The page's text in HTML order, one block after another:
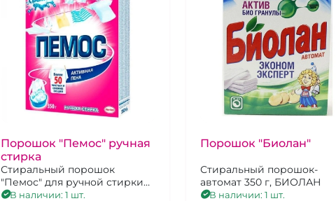
Порошок "Пемос" ручная
стирка
Стиральный порошок
"Пемос" для ручной стирки
отлично
В наличии: 1 шт.
Порошок "Биолан"
Стиральный порошок-
автомат 350 г, БИОЛАН
В наличии: 1 шт.